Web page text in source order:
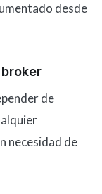
desde
de
necesidad de